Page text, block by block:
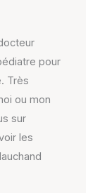
pour
Très
ou mon
sur
les